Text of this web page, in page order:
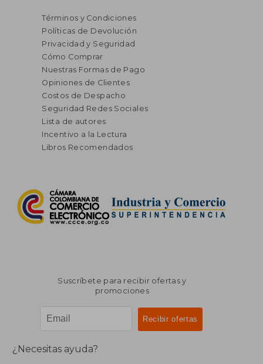
Términos y Condiciones
Políticas de Devolución
Privacidad y Seguridad
Cómo Comprar
Nuestras Formas de Pago
Opiniones de Clientes
Costos de Despacho
Seguridad Redes Sociales
Lista de autores
Incentivo a la Lectura
Libros Recomendados
Suscríbete para recibir ofertas y
promociones
¿Necesitas ayuda?